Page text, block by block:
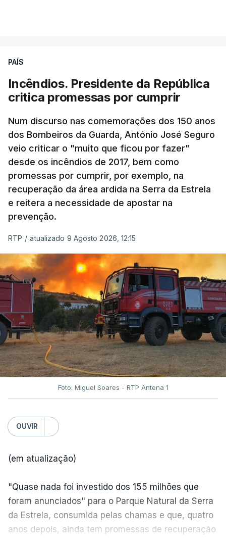
PAÍS
Incêndios. Presidente da República
critica promessas por cumprir
Num discurso nas comemorações dos 150 anos
dos Bombeiros da Guarda, António José Seguro
veio criticar o "muito que ficou por fazer"
desde os incêndios de 2017, bem como
promessas por cumprir, por exemplo, na
recuperação da área ardida na Serra da Estrela
e reitera a necessidade de apostar na
prevenção.
RTP / atualizado 9 Agosto 2026, 12:15
Foto: Miguel Soares - RTP Antena 1
OUVIR
(em atualização)
"Quase nada foi investido dos 155 milhões que
foram anunciados" para o Parque Natural da Serra
da Estrela, consumida pelas chamas e que, quatro
anos depois, ainda tem promessas de recuperação